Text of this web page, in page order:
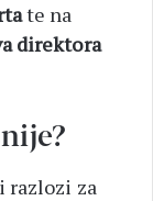
te na
direktora
razlozi za